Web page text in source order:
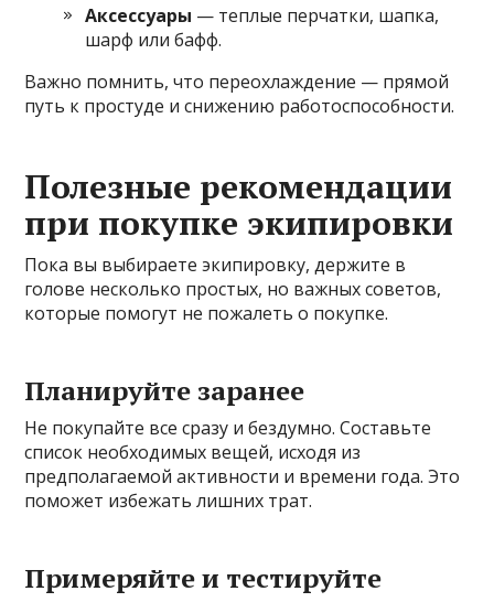
Аксессуары — теплые перчатки, шапка,
шарф или бафф.
Важно помнить, что переохлаждение — прямой
путь к простуде и снижению работоспособности.
Полезные рекомендации
при покупке экипировки
Пока вы выбираете экипировку, держите в
голове несколько простых, но важных советов,
которые помогут не пожалеть о покупке.
Планируйте заранее
Не покупайте все сразу и бездумно. Составьте
список необходимых вещей, исходя из
предполагаемой активности и времени года. Это
поможет избежать лишних трат.
Примеряйте и тестируйте